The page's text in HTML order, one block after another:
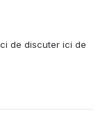
de discuter ici de